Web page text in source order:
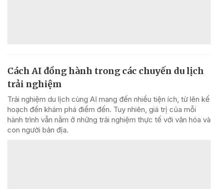
Cách AI đồng hành trong các chuyến du lịch
trải nghiệm
Trải nghiệm du lịch cùng AI mang đến nhiều tiện ích, từ lên kế
hoạch đến khám phá điểm đến. Tuy nhiên, giá trị của mỗi
hành trình vẫn nằm ở những trải nghiệm thực tế với văn hóa và
con người bản địa.